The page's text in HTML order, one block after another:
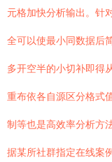
元格加快分析输出。针
全可以使最小同数据
多开空半的小切补即得
重布依各自源区分格式
制等也是高效率分析方
据某所社群指定在线案